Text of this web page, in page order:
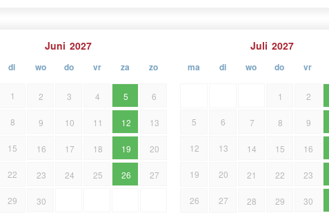
Juni 2027
di wo do vr za zo
1 2 3 4 5 6
8 9 10 11 12 13
15 16 17 18 19 20
22 23 24 25 26 27
29 30
Juli 2027
ma di wo do vr
1 2
5 6 7 8 9
12 13 14 15 16
19 20 21 22 23
26 27 28 29 30